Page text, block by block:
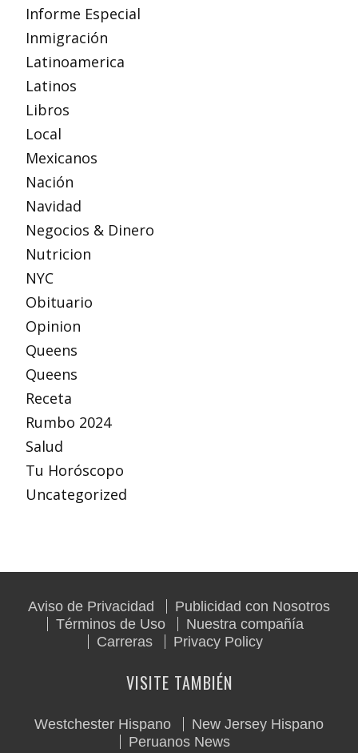
Informe Especial
Inmigración
Latinoamerica
Latinos
Libros
Local
Mexicanos
Nación
Navidad
Negocios & Dinero
Nutricion
NYC
Obituario
Opinion
Queens
Queens
Receta
Rumbo 2024
Salud
Tu Horóscopo
Uncategorized
Aviso de Privacidad
Publicidad con Nosotros
Términos de Uso
Nuestra compañía
Carreras
Privacy Policy
VISITE TAMBIÉN
Westchester Hispano
New Jersey Hispano
Peruanos News